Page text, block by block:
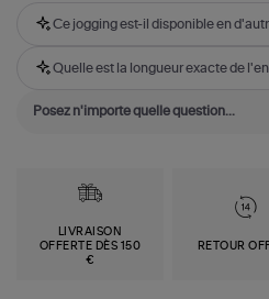
Ce jogging est-il disponible en
Quelle est la longueur exacte de
LIVRAISON
OFFERTE DÈS 150
€
RETOUR